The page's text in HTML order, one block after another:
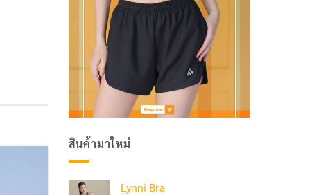
สินค้ามาใหม่
Lynni Bra